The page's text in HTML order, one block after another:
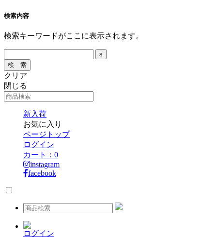
検索内容
検索キーワードがここに表示されます。
クリア
閉じる
新入荷
お気に入り
ページトップ
ログイン
カート： 0
instagram
facebook
ログイン